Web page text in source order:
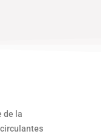
de la